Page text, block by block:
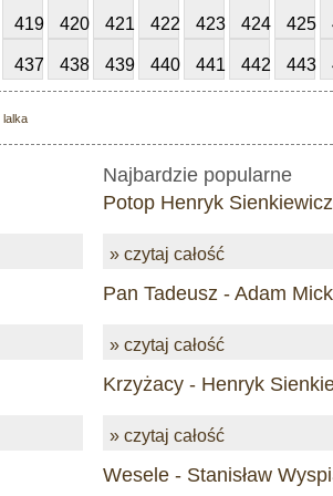
419 420 421 422 423 424 425
437 438 439 440 441 442 443
lalka
Najbardzie popularne
Potop Henryk Sienkiewicz
» czytaj całość
Pan Tadeusz - Adam
» czytaj całość
Krzyżacy - Henryk
» czytaj całość
Wesele - Stanisław